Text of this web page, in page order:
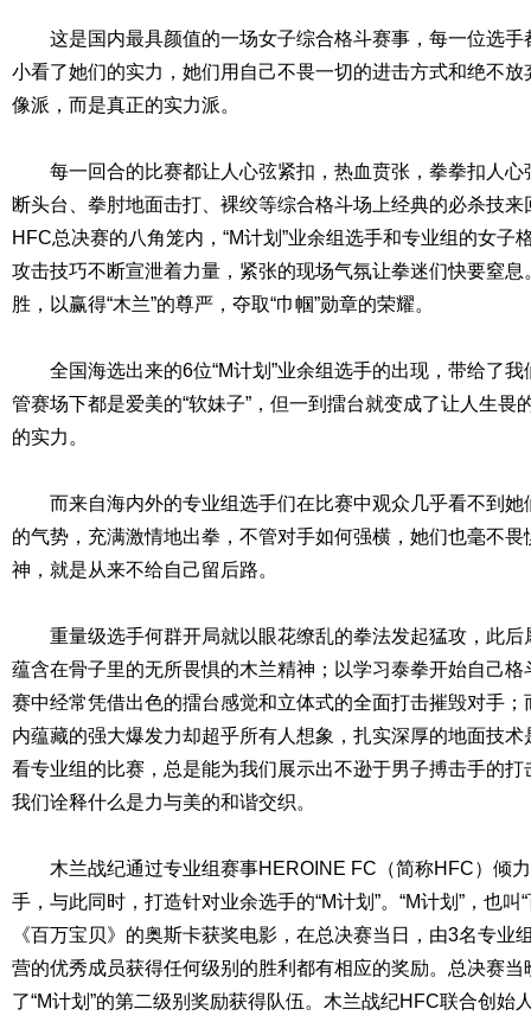
这是国内最具颜值的一场女子综合格斗赛事，每一位选手
小看了她们的实力，她们用自己不畏一切的进击方式和绝不
像派，而是真正的实力派。
每一回合的比赛都让人心弦紧扣，热血贲张，拳拳扣人心
断头台、拳肘地面击打、裸绞等综合格斗场上经典的必杀技
HFC总决赛的八角笼内，“M计划”业余组选手和专业组的女子
攻击技巧不断宣泄着力量，紧张的现场气氛让拳迷们快要窒
胜，以赢得“木兰”的尊严，夺取“巾帼”勋章的荣耀。
全国海选出来的6位“M计划”业余组选手的出现，带给了我
管赛场下都是爱美的“软妹子”，但一到擂台就变成了让人生畏
的实力。
而来自海内外的专业组选手们在比赛中观众几乎看不到她
的气势，充满激情地出拳，不管对手如何强横，她们也毫不
神，就是从来不给自己留后路。
重量级选手何群开局就以眼花缭乱的拳法发起猛攻，此后
蕴含在骨子里的无所畏惧的木兰精神；以学习泰拳开始自己
赛中经常凭借出色的擂台感觉和立体式的全面打击摧毁对手
内蕴藏的强大爆发力却超乎所有人想象，扎实深厚的地面技
看专业组的比赛，总是能为我们展示出不逊于男子搏击手的
我们诠释什么是力与美的和谐交织。
木兰战纪通过专业组赛事HEROINE FC（简称HFC）倾力
手，与此同时，打造针对业余选手的“M计划”。“M计划”，也叫
《百万宝贝》的奥斯卡获奖电影，在总决赛当日，由3名专业
营的优秀成员获得任何级别的胜利都有相应的奖励。总决赛
了“M计划”的第二级别奖励获得队伍。木兰战纪HFC联合创始